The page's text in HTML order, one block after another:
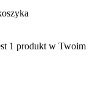
1 produkt w Twoim